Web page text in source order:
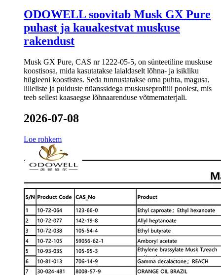
​ODOWELL soovitab Musk GX Pure
puhast ja kauakestvat muskuse
rakendust
Musk GX Pure, CAS nr 1222-05-5, on sünteetiline muskuse
koostisosa, mida kasutatakse laialdaselt lõhna- ja isikliku
hügieeni koostistes. Seda tunnustatakse oma puhta, magusa,
lilleliste ja puiduste nüanssidega muskuseprofiili poolest, mis
teeb sellest kaasaegse lõhnaarenduse võtmematerjali.
2026-07-08
Loe rohkem